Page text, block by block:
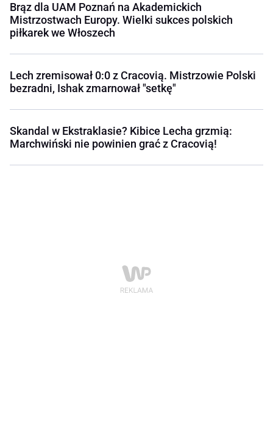
Brąz dla UAM Poznań na Akademickich
Mistrzostwach Europy. Wielki sukces polskich
piłkarek we Włoszech
Lech zremisował 0:0 z Cracovią. Mistrzowie Polski
bezradni, Ishak zmarnował "setkę"
Skandal w Ekstraklasie? Kibice Lecha grzmią:
Marchwiński nie powinien grać z Cracovią!